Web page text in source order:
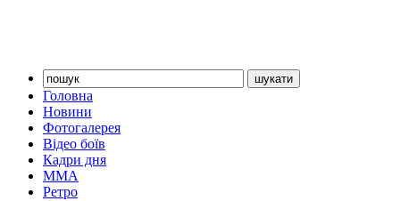
Головна
Новини
Фотогалерея
Відео боїв
Кадри дня
ММА
Ретро